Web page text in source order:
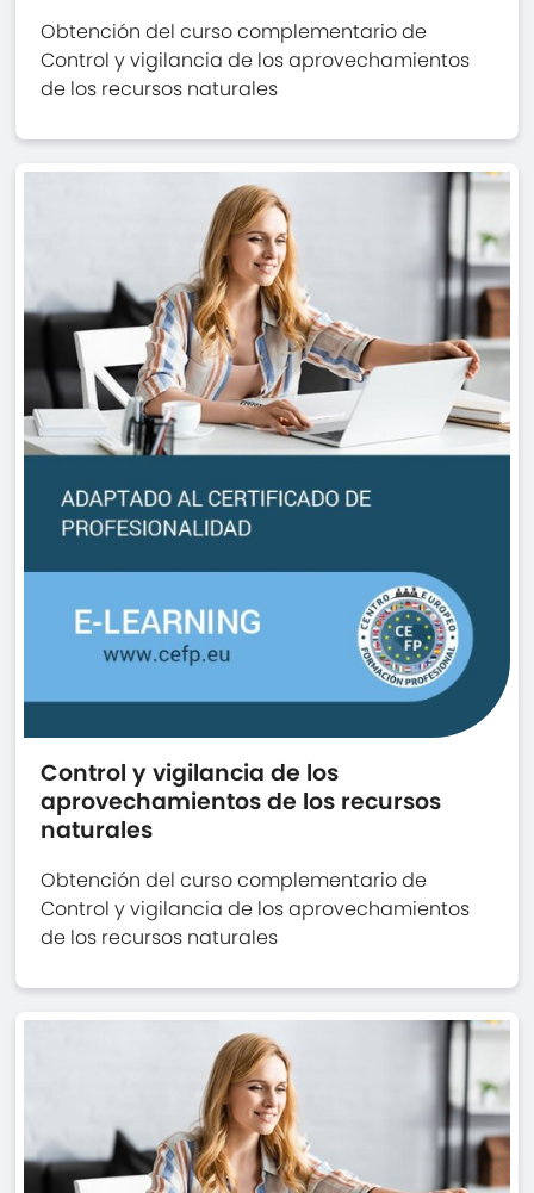
Obtención del curso complementario de
Control y vigilancia de los aprovechamientos
de los recursos naturales
Control y vigilancia de los
aprovechamientos de los recursos
naturales
Obtención del curso complementario de
Control y vigilancia de los aprovechamientos
de los recursos naturales